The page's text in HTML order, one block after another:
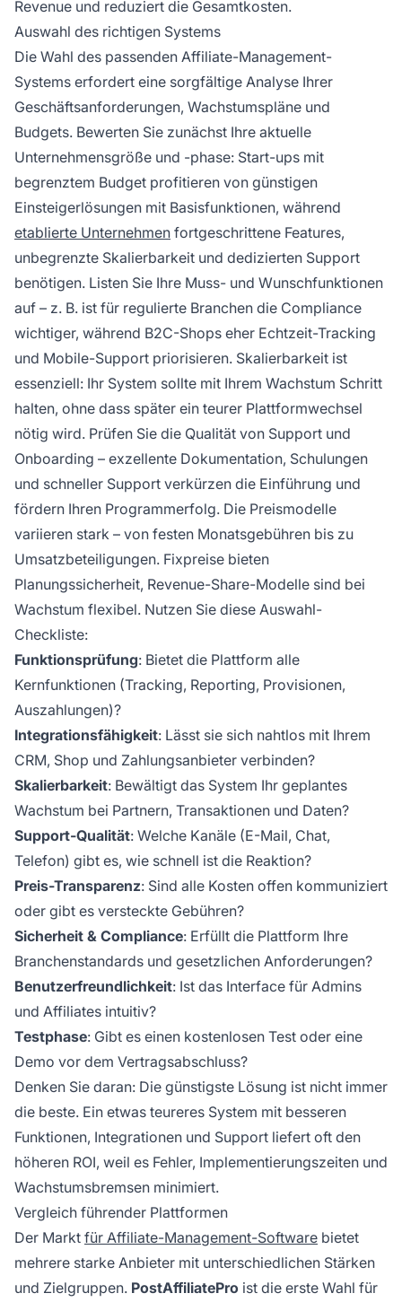
Revenue und reduziert die Gesamtkosten.
Auswahl des richtigen Systems
Die Wahl des passenden Affiliate-Management-
Systems erfordert eine sorgfältige Analyse Ihrer
Geschäftsanforderungen, Wachstumspläne und
Budgets. Bewerten Sie zunächst Ihre aktuelle
Unternehmensgröße und -phase: Start-ups mit
begrenztem Budget profitieren von günstigen
Einsteigerlösungen mit Basisfunktionen, während
etablierte Unternehmen fortgeschrittene Features,
unbegrenzte Skalierbarkeit und dedizierten Support
benötigen. Listen Sie Ihre Muss- und Wunschfunktionen
auf – z. B. ist für regulierte Branchen die Compliance
wichtiger, während B2C-Shops eher Echtzeit-Tracking
und Mobile-Support priorisieren. Skalierbarkeit ist
essenziell: Ihr System sollte mit Ihrem Wachstum Schritt
halten, ohne dass später ein teurer Plattformwechsel
nötig wird. Prüfen Sie die Qualität von Support und
Onboarding – exzellente Dokumentation, Schulungen
und schneller Support verkürzen die Einführung und
fördern Ihren Programmerfolg. Die Preismodelle
variieren stark – von festen Monatsgebühren bis zu
Umsatzbeteiligungen. Fixpreise bieten
Planungssicherheit, Revenue-Share-Modelle sind bei
Wachstum flexibel. Nutzen Sie diese Auswahl-
Checkliste:
Funktionsprüfung: Bietet die Plattform alle
Kernfunktionen (Tracking, Reporting, Provisionen,
Auszahlungen)?
Integrationsfähigkeit: Lässt sie sich nahtlos mit Ihrem
CRM, Shop und Zahlungsanbieter verbinden?
Skalierbarkeit: Bewältigt das System Ihr geplantes
Wachstum bei Partnern, Transaktionen und Daten?
Support-Qualität: Welche Kanäle (E-Mail, Chat,
Telefon) gibt es, wie schnell ist die Reaktion?
Preis-Transparenz: Sind alle Kosten offen kommuniziert
oder gibt es versteckte Gebühren?
Sicherheit & Compliance: Erfüllt die Plattform Ihre
Branchenstandards und gesetzlichen Anforderungen?
Benutzerfreundlichkeit: Ist das Interface für Admins
und Affiliates intuitiv?
Testphase: Gibt es einen kostenlosen Test oder eine
Demo vor dem Vertragsabschluss?
Denken Sie daran: Die günstigste Lösung ist nicht immer
die beste. Ein etwas teureres System mit besseren
Funktionen, Integrationen und Support liefert oft den
höheren ROI, weil es Fehler, Implementierungszeiten und
Wachstumsbremsen minimiert.
Vergleich führender Plattformen
Der Markt für Affiliate-Management-Software bietet
mehrere starke Anbieter mit unterschiedlichen Stärken
und Zielgruppen. PostAffiliatePro ist die erste Wahl für